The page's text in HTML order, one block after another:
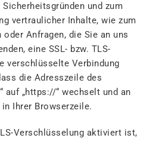
und zum
vertraulicher Inhalte, wie zum
Anfragen, die Sie an uns
eine SSL- bzw. TLS-
verschlüsselte Verbindung
die Adresszeile des
auf „https://“ wechselt und an
Ihrer Browserzeile.
Verschlüsselung aktiviert ist,